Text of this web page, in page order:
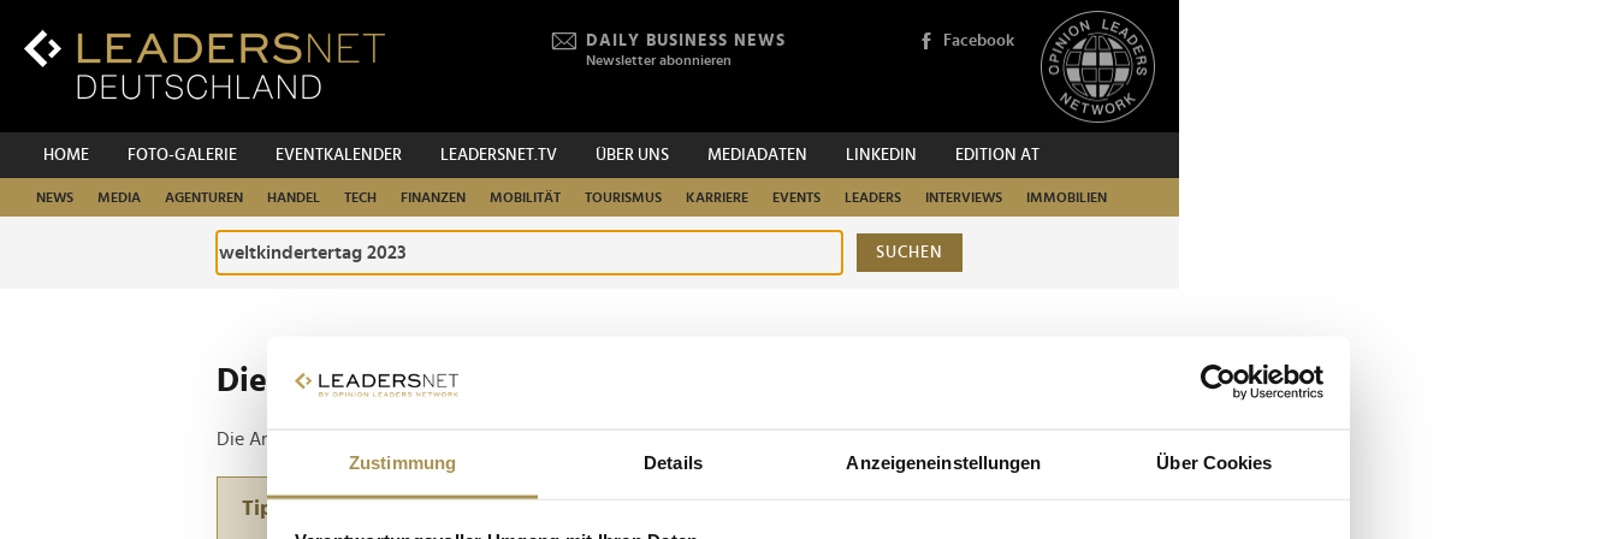
Zustimmung Details Anzeigeneinstellungen Über Cookies
Inhalt
DAILY BUSINESS NEWS
Newsletter abonnieren
Facebook
HOME FOTO-GALERIE EVENTKALENDER LEADERSNET.TV ÜBER UNS MEDIADATEN LINKEDIN EDITION AT
NEWS MEDIA AGENTUREN HANDEL TECH FINANZEN MOBILITÄT TOURISMUS KARRIERE EVENTS LEADERS INTERVIEWS IMMOBILIEN
SUCHEN
Die ganze Website durchsuchen
Die Anfrage ergab 1 Treffer.
Tipp